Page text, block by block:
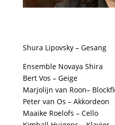
Shura Lipovsky– Gesang
Ensemble Novaya Shira
Bert Vos – Geige
Marjolijn van Roon–
Peter van Os – Akkordeon
Maaike Roelofs – Cello